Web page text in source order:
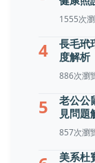
1555次
4
長毛玳
度解析
886次瀏
5
老公公
見問題
857次瀏
美系杜